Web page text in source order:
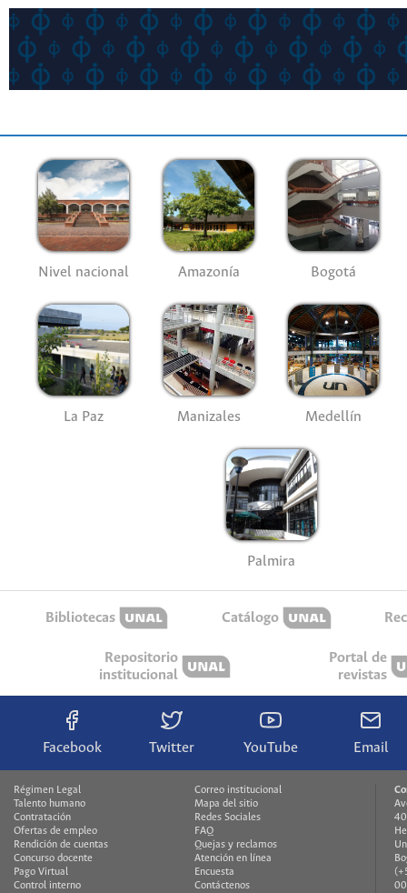
Nivel nacional Amazonía Bogotá
La Paz Manizales Medellín
Palmira
Bibliotecas Catálogo
Repositorio
institucional
Portal de
revistas
Facebook Twitter YouTube Email
Régimen Legal
Talento humano
Contratación
Ofertas de empleo
Rendición de cuentas
Concurso docente
Pago Virtual
Control interno
Correo institucional
Mapa del sitio
Redes Sociales
FAQ
Quejas y reclamos
Atención en línea
Encuesta
Contáctenos